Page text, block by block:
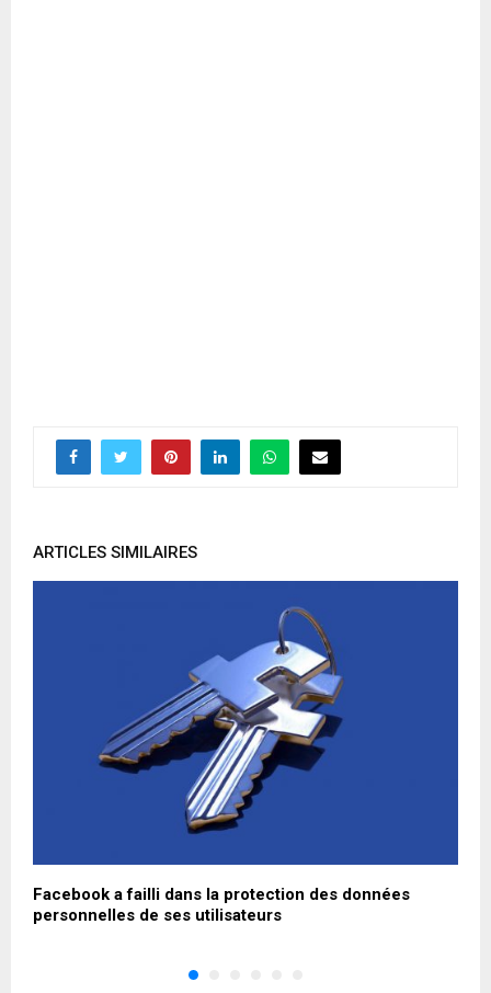
ARTICLES SIMILAIRES
Facebook a failli dans la protection des données
personnelles de ses utilisateurs